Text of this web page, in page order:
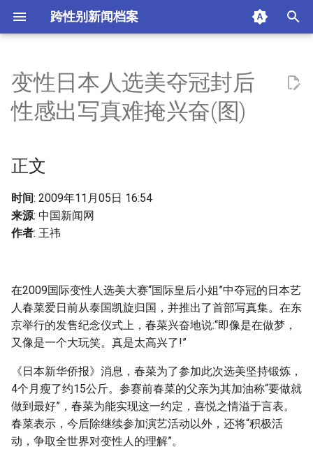
跨性别新闻档案
a
l
i
n
g
s
r
c
正文
摘要与附加信息
附加信息 [Processed Page
Metadata]
变性日本人选美夺冠封后
性感出写真难掩兴奋(图)
正文
时间: 2009年11月05日 16:54
来源: 中国新闻网
作者: 王祎
在2009国际变性人选美大赛“国际皇后小姐”中夺冠的日本艺
人春菜爱日前从泰国凯旋归国，并推出了首部写真集。在东
京举行的发售纪念仪式上，春菜兴奋地说:“即像是在做梦，
又像是一个大玩笑。真是太高兴了!”
《日本新华侨报》消息，春菜为了参加此次选美坚持锻炼，
4个月瘦了约15公斤。参赛前春菜的父亲为其加油称“要做就
做到最好”，春菜为能实现这一约定，喜悦之情溢于言表。
春菜表示，今后除继续参加演艺活动以外，还将“积极活
动，争取全世界对变性人的理解”。